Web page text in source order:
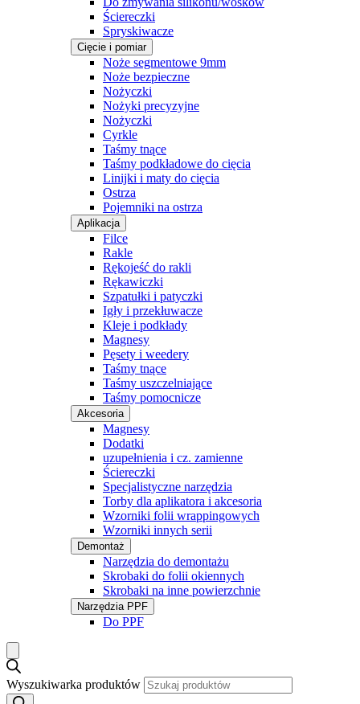
Ściereczki
Spryskiwacze
Cięcie i pomiar
Noże segmentowe 9mm
Noże bezpieczne
Nożyczki
Nożyki precyzyjne
Nożyczki
Cyrkle
Taśmy tnące
Taśmy podkładowe do cięcia
Linijki i maty do cięcia
Ostrza
Pojemniki na ostrza
Aplikacja
Filce
Rakle
Rękojeść do rakli
Rękawiczki
Szpatułki i patyczki
Igły i przekłuwacze
Kleje i podkłady
Magnesy
Pęsety i weedery
Taśmy tnące
Taśmy uszczelniające
Taśmy pomocnicze
Akcesoria
Magnesy
Dodatki
uzupełnienia i cz. zamienne
Ściereczki
Specjalistyczne narzędzia
Torby dla aplikatora i akcesoria
Wzorniki folii wrappingowych
Wzorniki innych serii
Demontaż
Narzędzia do demontażu
Skrobaki do folii okiennych
Skrobaki na inne powierzchnie
Narzędzia PPF
Do PPF
Wyszukiwarka produktów